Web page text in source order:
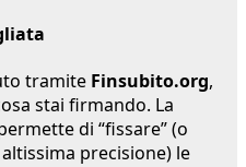
tramite Finsubito.org,
stai firmando. La
di “fissare” (o
precisione) le